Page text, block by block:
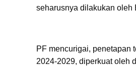
seharusnya dilakukan oleh
PF mencurigai, penetapan
2024-2029, diperkuat oleh